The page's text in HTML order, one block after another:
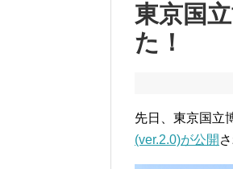
東京国
た！
先日、東京国立
(ver.2.0)が公開